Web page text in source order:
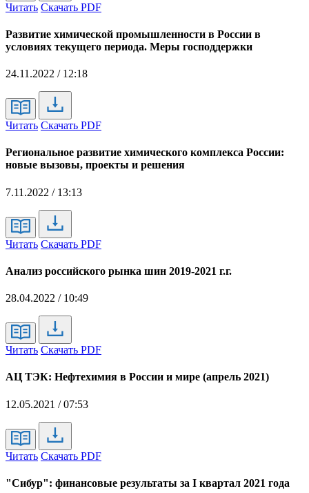
Читать Скачать PDF
Развитие химической промышленности в России в
условиях текущего периода. Меры господдержки
24.11.2022 / 12:18
Читать Скачать PDF
Региональное развитие химического комплекса России:
новые вызовы, проекты и решения
7.11.2022 / 13:13
Читать Скачать PDF
Анализ российского рынка шин 2019-2021 г.г.
28.04.2022 / 10:49
Читать Скачать PDF
АЦ ТЭК: Нефтехимия в России и мире (апрель 2021)
12.05.2021 / 07:53
Читать Скачать PDF
"Сибур": финансовые результаты за I квартал 2021 года